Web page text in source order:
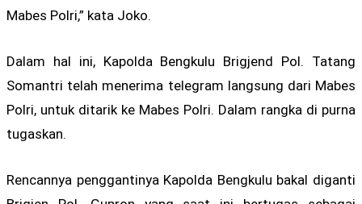
Mabes Polri,” kata Joko.
Dalam hal ini, Kapolda Bengkulu Brigjend Pol. Tatang
Somantri telah menerima telegram langsung dari Mabes
Polri, untuk ditarik ke Mabes Polri. Dalam rangka di purna
tugaskan.
Rencannya penggantinya Kapolda Bengkulu bakal diganti